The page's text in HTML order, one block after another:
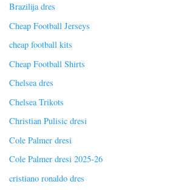
Brazilija dres
Cheap Football Jerseys
cheap football kits
Cheap Football Shirts
Chelsea dres
Chelsea Trikots
Christian Pulisic dresi
Cole Palmer dresi
Cole Palmer dresi 2025-26
cristiano ronaldo dres